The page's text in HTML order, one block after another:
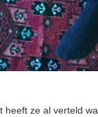
heeft ze al verteld